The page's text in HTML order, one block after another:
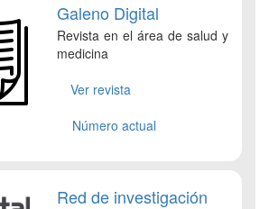
Galeno Digital
Revista en el área de salud y
medicina
Ver revista
Número actual
Red de investigación